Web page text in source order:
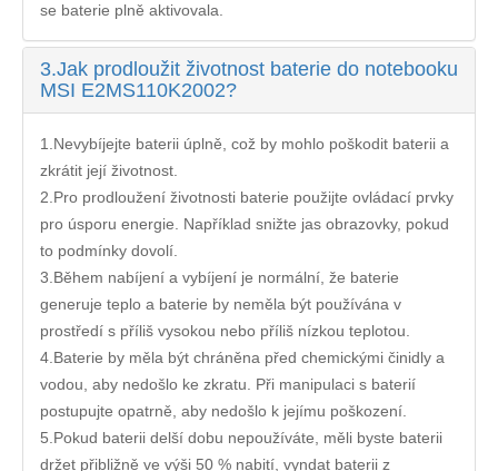
se baterie plně aktivovala.
3.Jak prodloužit životnost baterie do notebooku
MSI E2MS110K2002?
1.Nevybíjejte baterii úplně, což by mohlo poškodit baterii a
zkrátit její životnost.
2.Pro prodloužení životnosti baterie použijte ovládací prvky
pro úsporu energie. Například snižte jas obrazovky, pokud
to podmínky dovolí.
3.Během nabíjení a vybíjení je normální, že baterie
generuje teplo a baterie by neměla být používána v
prostředí s příliš vysokou nebo příliš nízkou teplotou.
4.Baterie by měla být chráněna před chemickými činidly a
vodou, aby nedošlo ke zkratu. Při manipulaci s baterií
postupujte opatrně, aby nedošlo k jejímu poškození.
5.Pokud baterii delší dobu nepoužíváte, měli byste baterii
držet přibližně ve výši 50 % nabití, vyndat baterii z